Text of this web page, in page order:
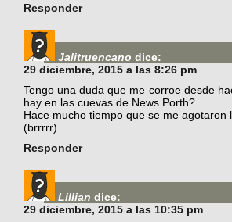
Responder
Jalitruencano dice:
29 diciembre, 2015 a las 8:26 pm
Tengo una duda que me corroe desde
hay en las cuevas de News Porth?
Hace mucho tiempo que se me
(brrrrr)
Responder
Lillian dice:
29 diciembre, 2015 a las 10:35 pm